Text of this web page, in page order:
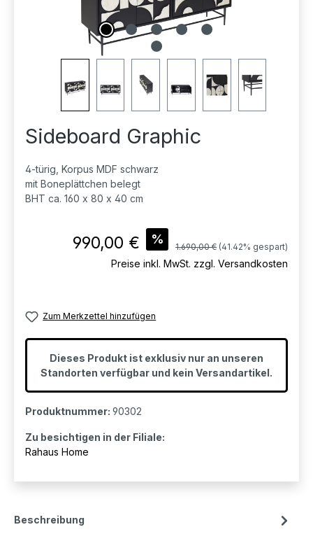
Sideboard Graphic
4-türig, Korpus MDF schwarz
mit Boneplättchen belegt
BHT ca. 160 x 80 x 40 cm
Verkaufspreis:
990,00 € % Regulärer Preis:
1.690,00 € (41.42% gespart)
Preise inkl. MwSt. zzgl. Versandkosten
Zum Merkzettel hinzufügen
Dieses Produkt ist exklusiv nur an unseren
Standorten verfügbar und kein Versandartikel.
Produktnummer: 90302
Zu besichtigen in der Filiale:
Rahaus Home
Beschreibung